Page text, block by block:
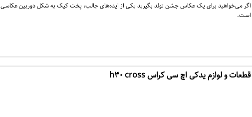
اگر می‌خواهید برای یک عکاس جشن تولد بگیرید یکی از ایده‌های جالب، پخت کیک به شکل دوربین عکاسی
است.
قطعات و لوازم یدکی اچ سی کراس h۳۰ cross